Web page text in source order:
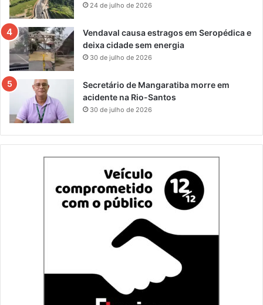
24 de julho de 2026
Vendaval causa estragos em Seropédica e
deixa cidade sem energia
30 de julho de 2026
Secretário de Mangaratiba morre em
acidente na Rio-Santos
30 de julho de 2026